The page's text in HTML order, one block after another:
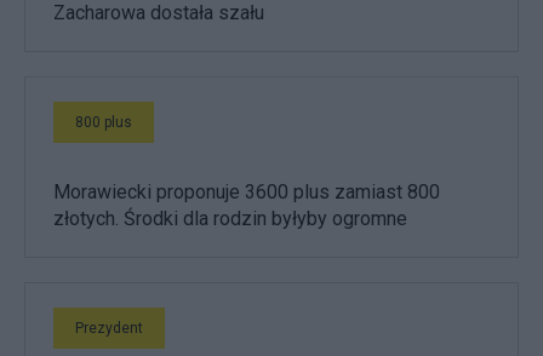
Zacharowa dostała szału
800 plus
Morawiecki proponuje 3600 plus zamiast 800
złotych. Środki dla rodzin byłyby ogromne
Prezydent